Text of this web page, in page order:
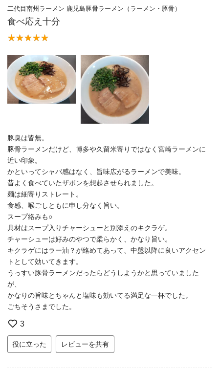
二代目南州ラーメン 鹿児島豚骨ラーメン（ラーメン・豚骨）
食べ応え十分
豚臭は皆無。
豚骨ラーメンだけど、博多や久留米寄りではなく宮崎ラーメンに
近い印象。
かといってシャバ感はなく、旨味広がるラーメンで美味。
昔よく食べていたザボンを想起させられました。
麺は細寄りストレート。
食感、喉ごしともに申し分なく旨い。
スープ絡みも○
具材はスープ入りチャーシューと別添えのキクラゲ。
チャーシューは好みのやつで柔らかく、かなり旨い。
キクラゲにはラー油？が絡めてあって、中盤以降に良いアクセン
トとして効いてきます。
うっすい豚骨ラーメンだったらどうしようかと思っていました
が、
かなりの旨味とちゃんと塩味も効いてる満足な一杯でした。
ごちそうさまでした。
3
役に立った レビューを共有